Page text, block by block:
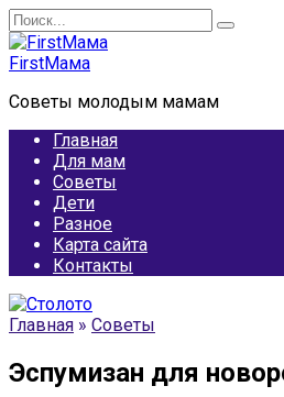
Перейти
к
содержанию
Search
for:
FirstМама
Советы молодым мамам
Главная
Для мам
Советы
Дети
Разное
Карта сайта
Контакты
Главная » Советы
Эспумизан для